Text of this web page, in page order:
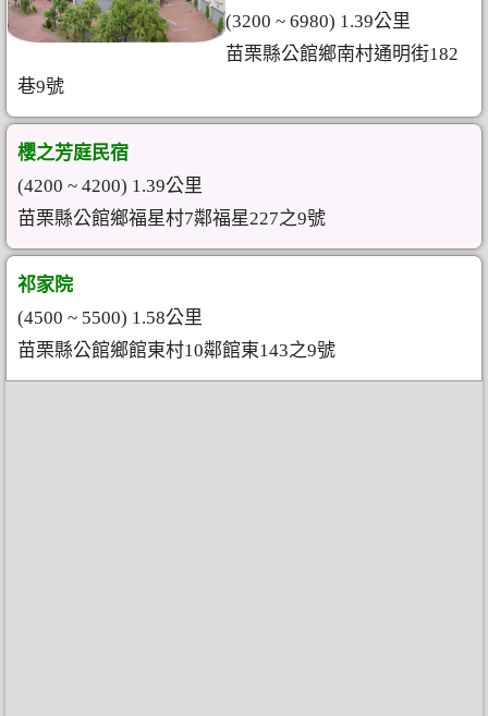
(3200 ~ 6980) 1.39公里
苗栗縣公館鄉南村通明街182
巷9號
櫻之芳庭民宿
(4200 ~ 4200) 1.39公里
苗栗縣公館鄉福星村7鄰福星227之9號
祁家院
(4500 ~ 5500) 1.58公里
苗栗縣公館鄉館東村10鄰館東143之9號